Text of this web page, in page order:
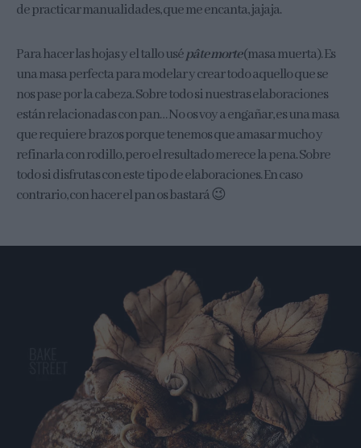
de practicar manualidades, que me encanta, jajaja.
Para hacer las hojas y el tallo usépâte morte(masa muerta). Es
una masa perfecta para modelar y crear todo aquello que se
nos pase por la cabeza. Sobre todo si nuestras elaboraciones
están relacionadas con pan… No os voy a engañar, es una masa
que requiere brazos porque tenemos que amasar mucho y
refinarla con rodillo, pero el resultado merece la pena. Sobre
todo si disfrutas con este tipo de elaboraciones. En caso
contrario, con hacer el pan os bastará 😉